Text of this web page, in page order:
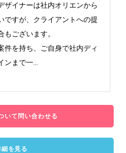
ザイナーは社内オリエンから
ですが、クライアントへの提
ございます。
件を持ち、ご自身で社内ディ
ンまで一
いて問い合わせる
細を見る